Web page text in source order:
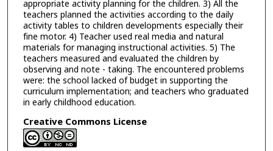
appropriate activity planning for the children. 3) All the
teachers planned the activities according to the daily
activity tables to children developments especially their
fine motor. 4) Teacher used real media and natural
materials for managing instructional activities. 5) The
teachers measured and evaluated the children by
observing and note - taking. The encountered problems
were: the school lacked of budget in supporting the
curriculum implementation; and teachers who graduated
in early childhood education.
Creative Commons License